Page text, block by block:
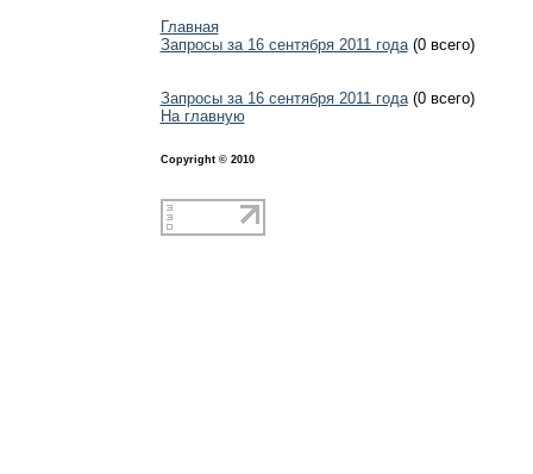
Главная
Запросы за 16 сентября 2011 года(0 всего)
Запросы за 16 сентября 2011 года(0 всего)
На главную
Copyright © 2010